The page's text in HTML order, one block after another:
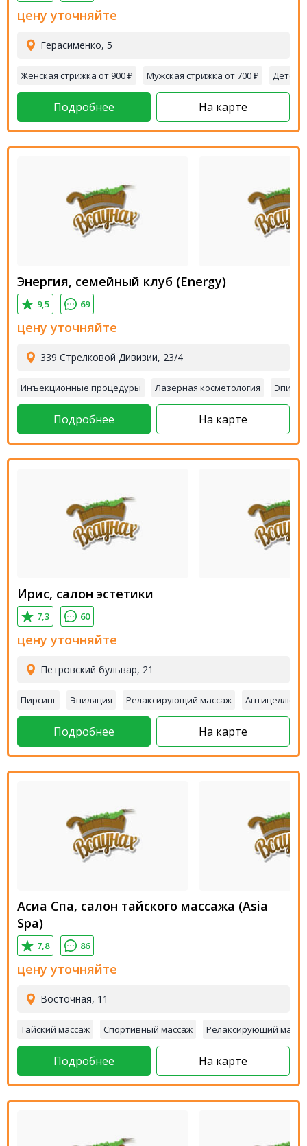
цену уточняйте
Герасименко, 5
Женская стрижка от 900 ₽ Мужская стрижка от 700 ₽
Подробнее На карте
Энергия, семейный клуб (Energy)
9,5 69
цену уточняйте
339 Стрелковой Дивизии, 23/4
Инъекционные процедуры Лазерная косметология
Подробнее На карте
Ирис, салон эстетики
7,3 60
цену уточняйте
Петровский бульвар, 21
Пирсинг Эпиляция Релаксирующий массаж
Подробнее На карте
Асиа Спа, салон тайского массажа (Asia
Spa)
7,8 86
цену уточняйте
Восточная, 11
Тайский массаж Спортивный массаж Релаксирующий
Подробнее На карте